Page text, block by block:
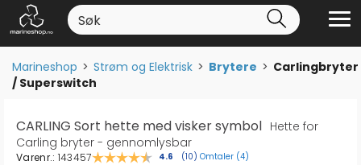
Marineshop>Strøm og Elektrisk>Brytere>Carlingbryter
/ Superswitch
CARLING Sort hette med visker symbol Hette for
Carling bryter - gennomlysbar
Varenr.: 143457 Gjennomsnittskarakter:
4.6 (stemmer:
10) Omtaler (4)